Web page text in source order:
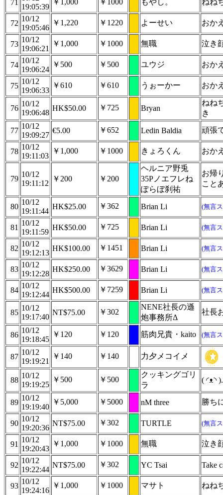
71
19:05:39
￥1,000 ￥1000 もやし。 ねね
72
10/12
19:05:46
￥1,220 ￥1220 よーせい おか
73
10/12
19:06:21
￥1,000 ￥1000 無職 泣き
74
10/12
19:06:24
￥500 ￥500 ユウジ おか
75
10/12
19:06:33
￥610 ￥610 うぉーかー おか
76
10/12
19:06:48
HK$50.00 ￥725 Bryan
ねね
き
77
10/12
19:09:27
€5.00 ￥652 Ledin Baldia 頑張
78
10/12
19:11:03
￥1,000 ￥1000 きょろくん おか
79
10/12
19:11:12
￥200 ￥200
ヘルニア野兎
35Pノエフレね
ぽらぼ刹祐
お帰
こと
80
10/12
19:11:44
HK$25.00 ￥362 Brian Li (無言
81
10/12
19:11:59
HK$50.00 ￥725 Brian Li (無言
82
10/12
19:12:13
HK$100.00 ￥1451 Brian Li (無言
83
10/12
19:12:28
HK$250.00 ￥3629 Brian Li (無言
84
10/12
19:12:44
HK$500.00 ￥7259 Brian Li (無言
85
10/12
19:17:40
NT$75.00 ￥302
NENE社長の遜
炮事務所Δ
社長
86
10/12
19:18:45
￥120 ￥120 筋肉兄貴・kaito (無言
87
10/12
19:19:21
￥140 ￥140 力夕メコイメ
88
10/12
19:19:25
￥500 ￥500
クッキングゴリ
ラ
( ◜ᴥ◝
89
10/12
19:19:40
￥5,000 ￥5000 nM three 勝ち
90
10/12
19:20:36
NT$75.00 ￥302 TURTLE (無言
91
10/12
19:20:43
￥1,000 ￥1000 無職 泣き
92
10/12
19:22:44
NT$75.00 ￥302 YC Tsai Take
93
10/12
19:24:16
￥1,000 ￥1000 マサト ねね